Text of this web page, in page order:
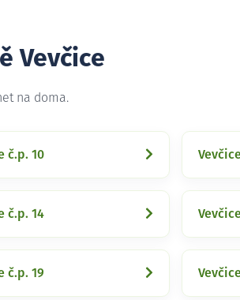
Vevčice
na doma.
č.p. 10
č.p. 14
č.p. 19